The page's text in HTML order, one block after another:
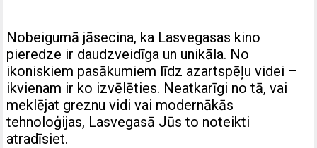
Nobeigumā jāsecina, ka Lasvegasas kino
pieredze ir daudzveidīga un unikāla. No
ikoniskiem pasākumiem līdz azartspēļu videi –
ikvienam ir ko izvēlēties. Neatkarīgi no tā, vai
meklējat greznu vidi vai modernākās
tehnoloģijas, Lasvegasā Jūs to noteikti
atradīsiet.